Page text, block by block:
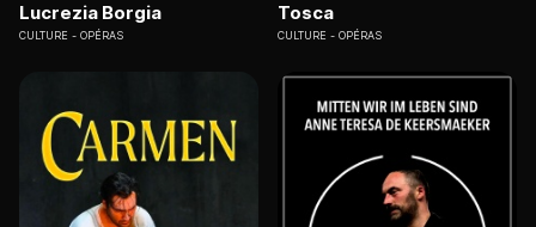
Lucrezia Borgia
CULTURE OPÉRAS
Tosca
CULTURE OPÉRAS